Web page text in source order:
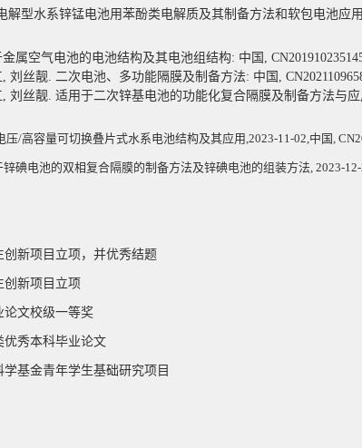
解型水系锌锰电池用苯酚类电解质及其制备方法和软包电池应用
属空气电池的电池结构及其电池组结构: 中国 ,
, 刘丝靓. 二次电池、多功能隔膜及制备方法: 中国 ,
, 刘丝靓. 适用于二次锌基电池的功能化复合隔膜及制备方法与应
压/高容量可切换叠片式水系电池结构及其应用,2023-11-02,中国,
碘电池的双相复合隔膜的制备方法及锌碘电池的组装方法, 2023-
创新项目立项，并优秀结题
创新项目立项
论文校级一等奖
优秀本科毕业论文
基金青年学生基础研究项目